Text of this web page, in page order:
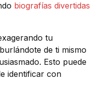
biografías divertidas
tu
de ti mismo
Esto puede
identificar con